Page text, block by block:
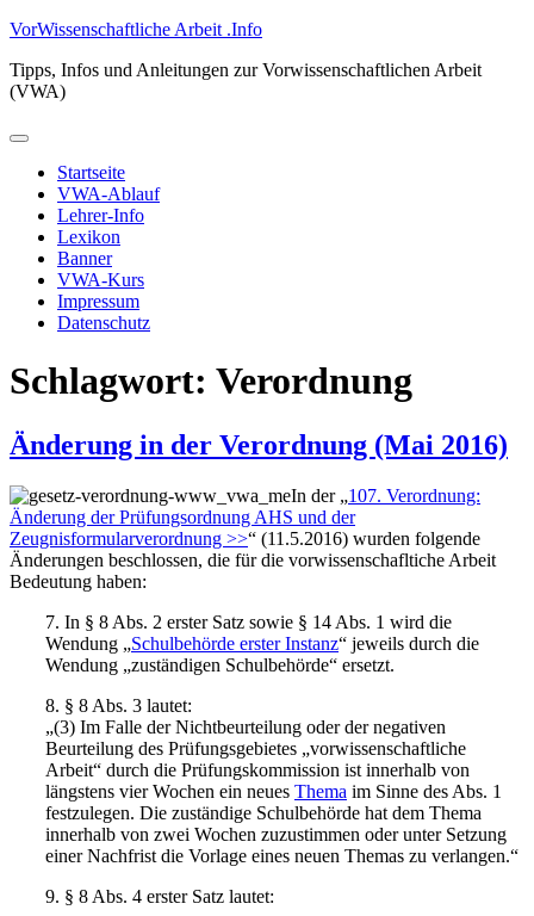
Zum
springen
VorWissenschaftliche Arbeit .Info
Tipps, Infos und Anleitungen zur Vorwissenschaftlichen Arbeit
(VWA)
Primäres
Startseite
VWA-Ablauf
Lehrer-Info
Lexikon
Banner
VWA-Kurs
Impressum
Datenschutz
Schlagwort: Verordnung
Änderung in der Verordnung (Mai 2016)
In der „107. Verordnung:
Änderung der Prüfungsordnung AHS und der
Zeugnisformularverordnung >>“ (11.5.2016) wurden folgende
Änderungen beschlossen, die für die vorwissenschafltiche Arbeit
Bedeutung haben:
7. In § 8 Abs. 2 erster Satz sowie § 14 Abs. 1 wird die
Wendung „Schulbehörde erster Instanz“ jeweils durch die
Wendung „zuständigen Schulbehörde“ ersetzt.
8. § 8 Abs. 3 lautet:
„(3) Im Falle der Nichtbeurteilung oder der negativen
Beurteilung des Prüfungsgebietes „vorwissenschaftliche
Arbeit“ durch die Prüfungskommission ist innerhalb von
längstens vier Wochen ein neues Thema im Sinne des Abs. 1
festzulegen. Die zuständige Schulbehörde hat dem Thema
innerhalb von zwei Wochen zuzustimmen oder unter Setzung
einer Nachfrist die Vorlage eines neuen Themas zu verlangen.“
9. § 8 Abs. 4 erster Satz lautet: